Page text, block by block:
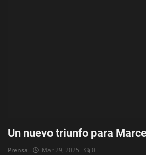
Un nuevo triunfo para
Prensa Mar 29, 2025 0